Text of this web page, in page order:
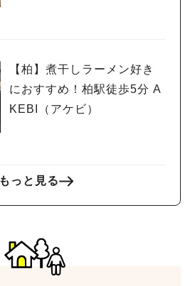
【柏】煮干しラーメン好き
におすすめ！柏駅徒歩5分 A
KEBI（アケビ）
もっと見る